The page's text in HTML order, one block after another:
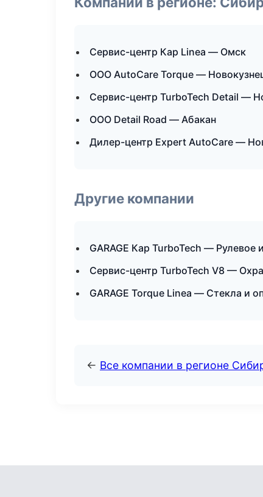
Сервис-центр Кар Linea — Омск
ООО AutoCare Torque —
Сервис-центр TurboTech Detail —
ООО Detail Road — Абакан
Дилер-центр Expert AutoCare —
Другие компании
GARAGE Кар TurboTech — Рулевое
Сервис-центр TurboTech V8 —
GARAGE Torque Linea — Стекла и
← Все компании в регионе